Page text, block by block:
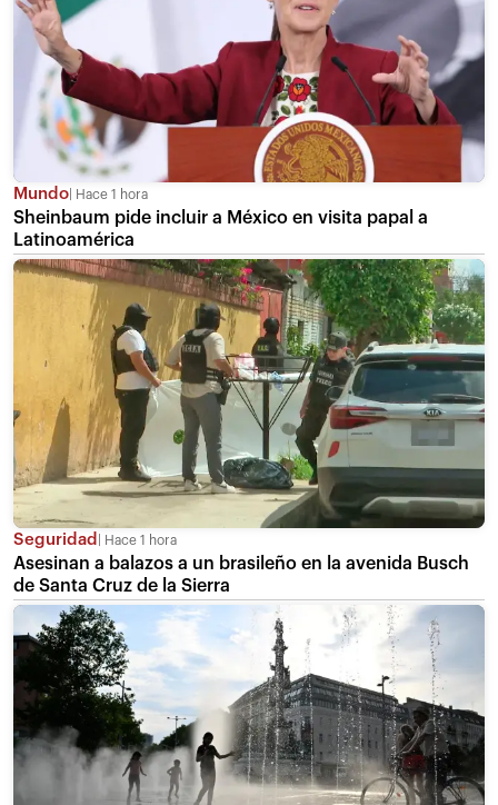
Mundo Hace 1 hora
Sheinbaum pide incluir a México en visita papal a
Latinoamérica
Seguridad Hace 1 hora
Asesinan a balazos a un brasileño en la avenida Busch
de Santa Cruz de la Sierra